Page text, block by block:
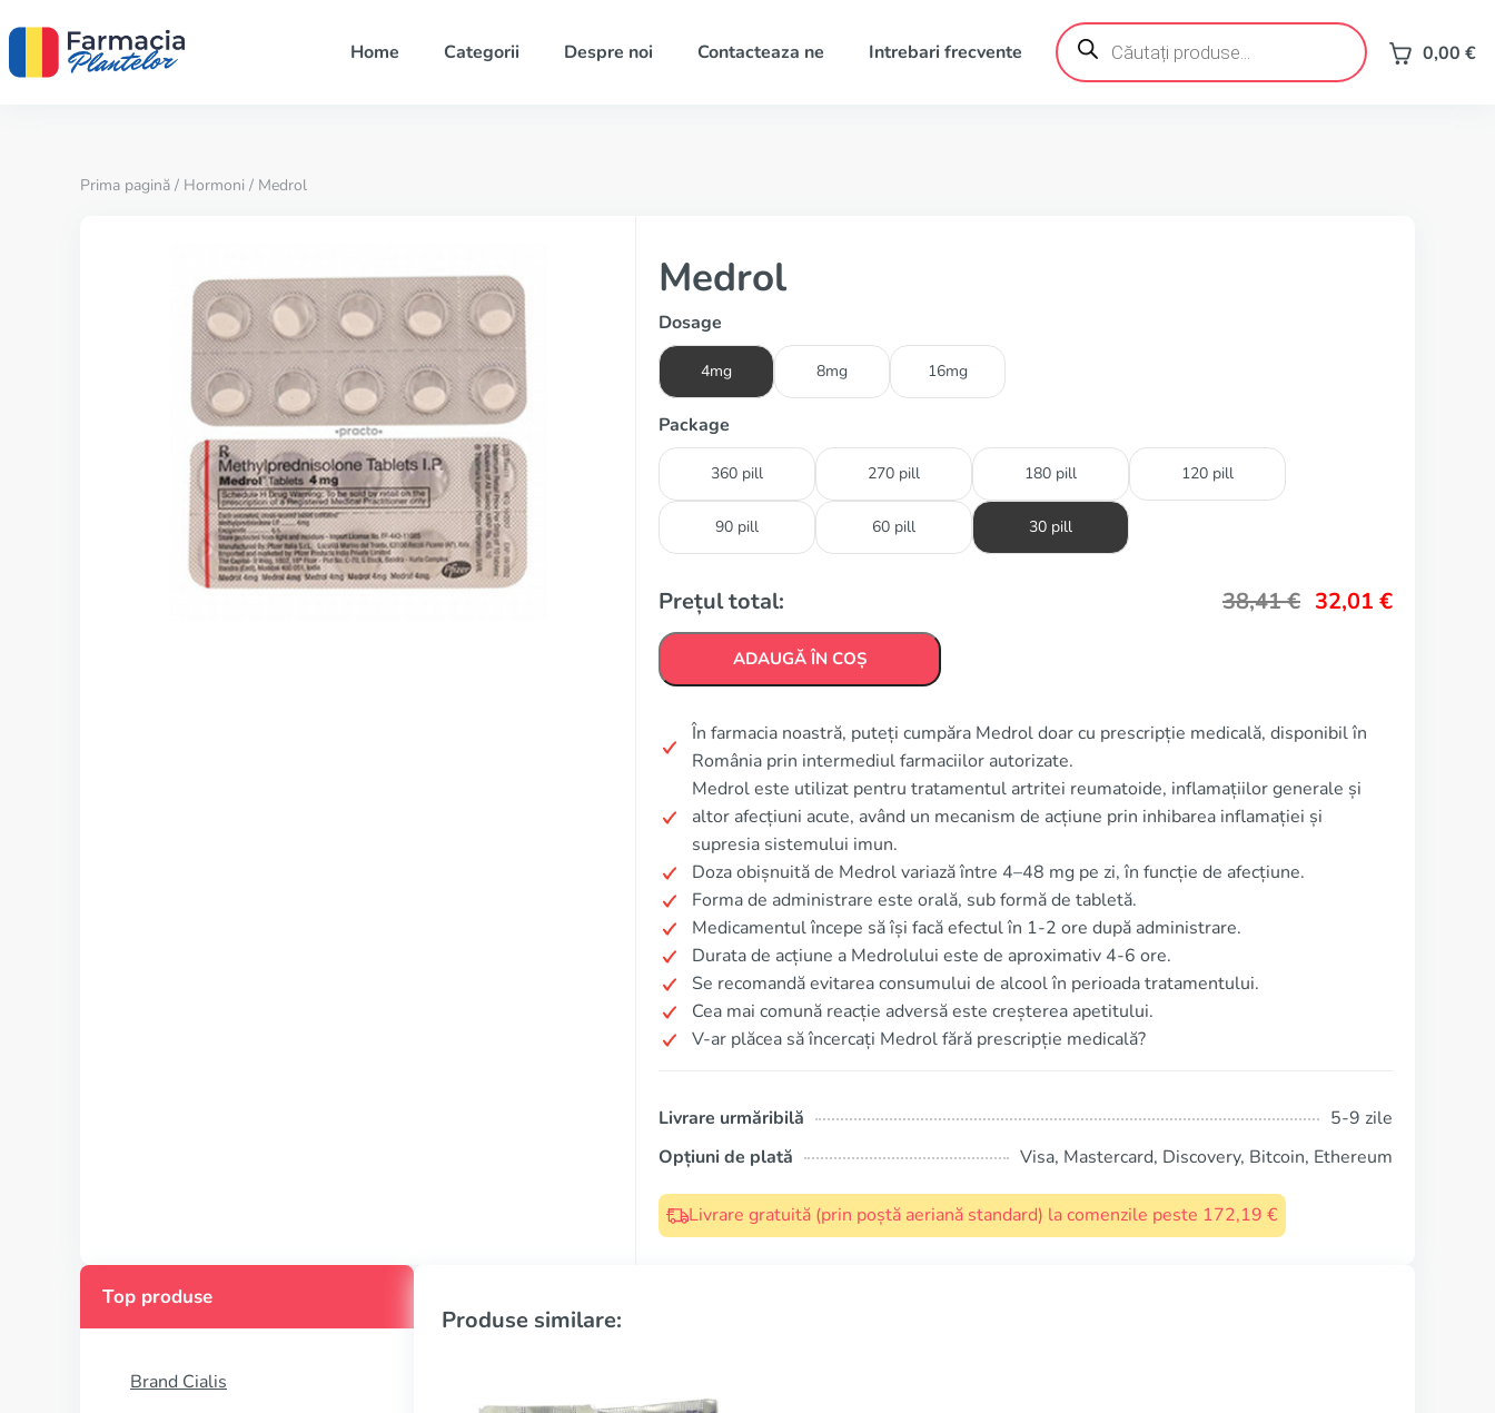
Home Categorii Despre noi Contacteaza ne Intrebari frecvente
Products
search 0,00 €
Prima pagină / Hormoni / Medrol
Medrol
Dosage
4mg 8mg 16mg
Package
360 pill 270 pill 180 pill 120 pill
90 pill 60 pill 30 pill
Prețul total: 38,41€ 32,01 €
ADAUGĂ ÎN COȘ
În farmacia noastră, puteți cumpăra Medrol doar cu prescripție medicală, disponibil în
România prin intermediul farmaciilor autorizate.
Medrol este utilizat pentru tratamentul artritei reumatoide, inflamațiilor generale și
altor afecțiuni acute, având un mecanism de acțiune prin inhibarea inflamației și
supresia sistemului imun.
Doza obișnuită de Medrol variază între 4–48 mg pe zi, în funcție de afecțiune.
Forma de administrare este orală, sub formă de tabletă.
Medicamentul începe să își facă efectul în 1-2 ore după administrare.
Durata de acțiune a Medrolului este de aproximativ 4-6 ore.
Se recomandă evitarea consumului de alcool în perioada tratamentului.
Cea mai comună reacție adversă este creșterea apetitului.
V-ar plăcea să încercați Medrol fără prescripție medicală?
Livrare urmăribilă
5-9 zile
Opțiuni de plată
Visa, Mastercard, Discovery, Bitcoin, Ethereum
Livrare gratuită (prin poștă aeriană standard) la comenzile peste 172,19 €
Top produse
Brand Cialis
Produse similare: